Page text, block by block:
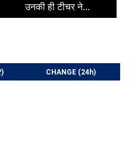
उनकी ही टीचर ने...